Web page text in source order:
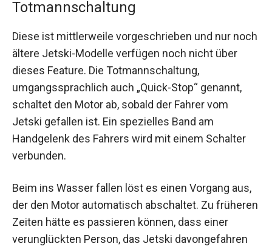
Totmannschaltung
Diese ist mittlerweile vorgeschrieben und nur noch
ältere Jetski-Modelle verfügen noch nicht über
dieses Feature. Die Totmannschaltung,
umgangssprachlich auch „Quick-Stop“ genannt,
schaltet den Motor ab, sobald der Fahrer vom
Jetski gefallen ist. Ein spezielles Band am
Handgelenk des Fahrers wird mit einem Schalter
verbunden.
Beim ins Wasser fallen löst es einen Vorgang aus,
der den Motor automatisch abschaltet. Zu früheren
Zeiten hätte es passieren können, dass einer
verunglückten Person, das Jetski davongefahren